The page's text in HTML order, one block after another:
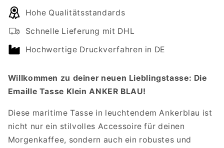
Emaille
Klein
ANKER
BLAU
Emaille
Klein
ANKER
BLAU
Hohe Qualitätsstandards
Schnelle Lieferung mit DHL
Hochwertige Druckverfahren in DE
Willkommen zu deiner neuen Lieblingstasse: Die
Emaille Tasse Klein ANKER BLAU!
Diese maritime Tasse in leuchtendem Ankerblau ist
nicht nur ein stilvolles Accessoire für deinen
Morgenkaffee, sondern auch ein robustes und